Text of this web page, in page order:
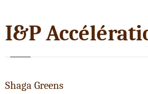
I&P
Shaga Greens